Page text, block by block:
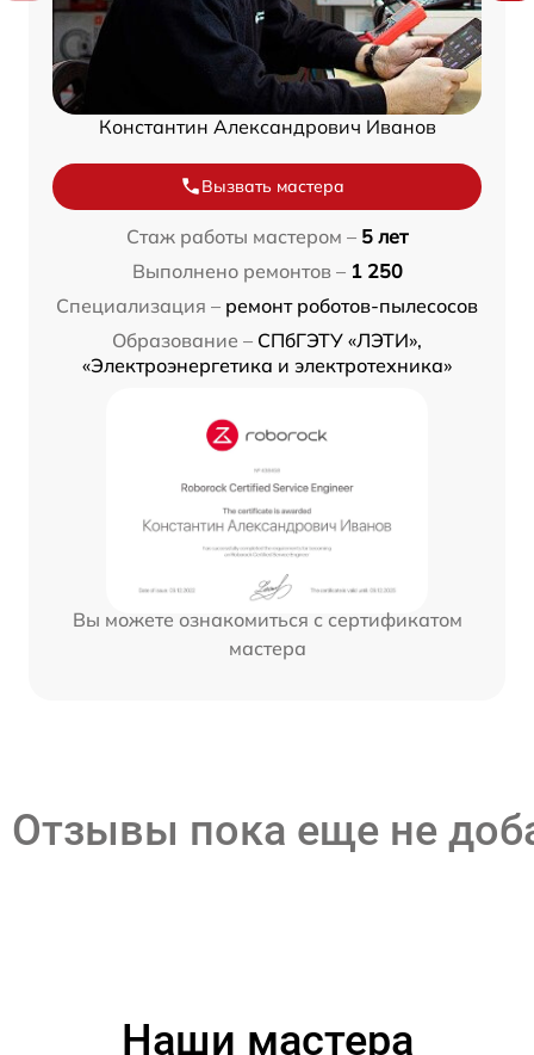
Константин Александрович Иванов
Вызвать мастера
Стаж работы мастером – 5 лет
Выполнено ремонтов – 1 250
Специализация – ремонт роботов-пылесосов
Образование – СПбГЭТУ «ЛЭТИ»,
«Электроэнергетика и электротехника»
Вы можете ознакомиться с сертификатом
мастера
Отзывы пока еще не
Наши мастера